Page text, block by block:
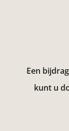
Een
kunt u